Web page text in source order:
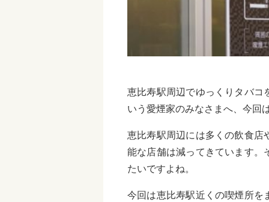
恵比寿駅周辺でゆっくりタバコ
いう愛煙家のみなさまへ、今回
恵比寿駅周辺には多くの飲食店
能な店舗は減ってきています。
たいですよね。
今回は恵比寿駅近くの喫煙所を